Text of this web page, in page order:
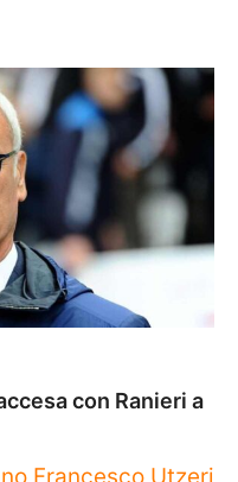
con Ranieri a
Francesco Utzeri